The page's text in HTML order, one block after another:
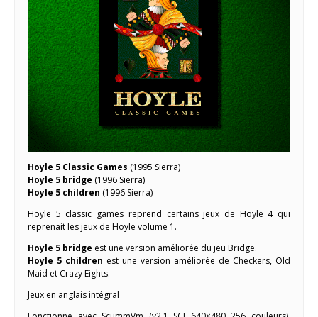
Hoyle 5 Classic Games (1995 Sierra)
Hoyle 5 bridge (1996 Sierra)
Hoyle 5 children (1996 Sierra)
Hoyle 5 classic games reprend certains jeux de Hoyle 4 qui
reprenait les jeux de Hoyle volume 1.
Hoyle 5 bridge est une version améliorée du jeu Bridge.
Hoyle 5 children est une version améliorée de Checkers, Old
Maid et Crazy Eights.
Jeux en anglais intégral